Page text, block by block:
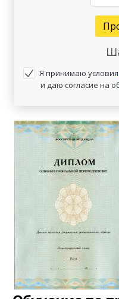
Я принимаю условия
и даю согласие на